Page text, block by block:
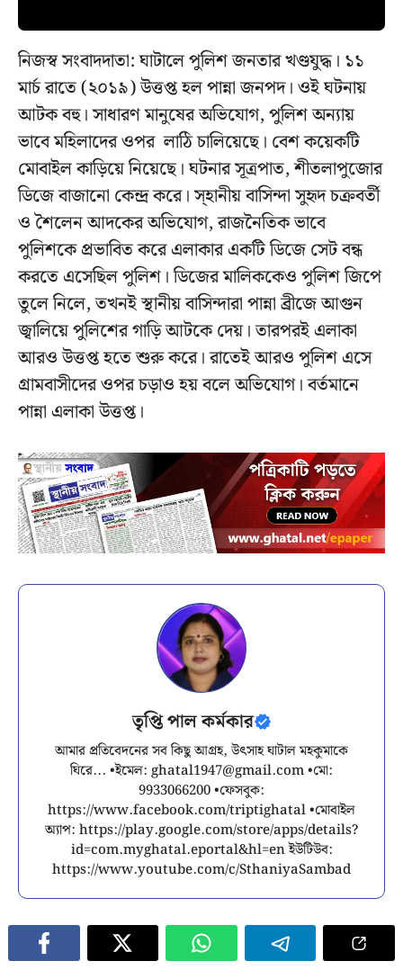
নিজস্ব সংবাদদাতা: ঘাটালে পুলিশ জনতার খণ্ডযুদ্ধ। ১১
মার্চ রাতে (২০১৯) উত্তপ্ত হল পান্না জনপদ। ওই ঘটনায়
আটক বহু। সাধারণ মানুষের অভিযোগ, পুলিশ অন‍্যায়
ভাবে মহিলাদের ওপর লাঠি চালিয়েছে। বেশ কয়েকটি
মোবাইল কাড়িয়ে নিয়েছে। ঘটনার সূত্রপাত, শীতলাপুজোর
ডিজে বাজানো কেন্দ্র করে। স্হানীয় বাসিন্দা সুহৃদ চক্রবর্তী
ও শৈলেন আদকের অভিযোগ, রাজনৈতিক ভাবে
পুলিশকে প্রভাবিত করে এলাকার একটি ডিজে সেট বন্ধ
করতে এসেছিল পুলিশ। ডিজের মালিককেও পুলিশ জিপে
তুলে নিলে, তখনই স্থানীয় বাসিন্দারা পান্না ব্রীজে আগুন
জ্বালিয়ে পুলিশের গাড়ি আটকে দেয়। তারপরই এলাকা
আরও উত্তপ্ত হতে শুরু করে। রাতেই আরও পুলিশ এসে
গ্রামবাসীদের ওপর চড়াও হয় বলে অভিযোগ। বর্তমানে
পান্না এলাকা উত্তপ্ত।
তৃপ্তি পাল কর্মকার
আমার প্রতিবেদনের সব কিছু আগ্রহ, উৎসাহ ঘাটাল মহকুমাকে
ঘিরে... •ইমেল: ghatal1947@gmail.com•মো:
9933066200 •ফেসবুক:
https://www.facebook.com/triptighatal •মোবাইল
অ্যাপ: https://play.google.com/store/apps/details?
id=com.myghatal.eportal&hl=en ইউটিউব:
https://www.youtube.com/c/SthaniyaSambad